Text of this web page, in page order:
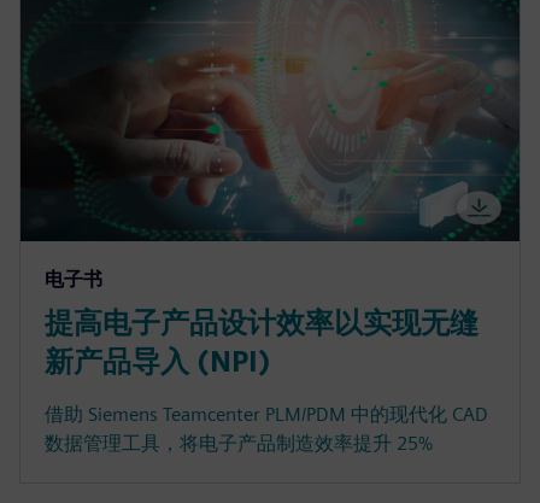
电子书
提高电子产品设计效率以实现无缝
新产品导入 (NPI)
借助 Siemens Teamcenter PLM/PDM 中的现代化 CAD
数据管理工具，将电子产品制造效率提升 25%